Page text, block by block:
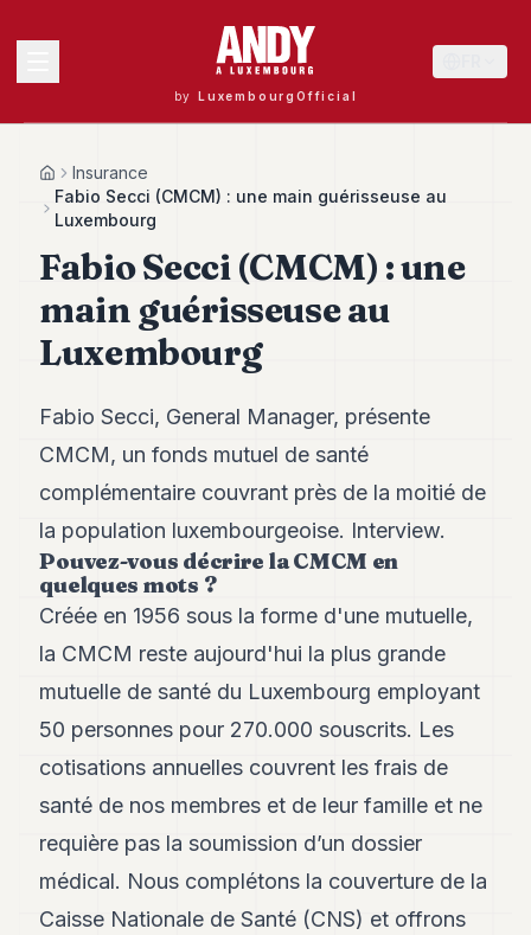
by LuxembourgOfficial
Andy
40
Andy
39
Andy
37
Andy
Andy
Andy
34
Andy
33
32
Andy
Andy
28
27
Andy
Andy
HomeInsurance
Fabio Secci (CMCM) : une main guérisseuse au
Luxembourg
Fabio Secci (CMCM) : une
main guérisseuse au
Luxembourg
Fabio Secci, General Manager, présente
CMCM, un fonds mutuel de santé
complémentaire couvrant près de la moitié de
la population luxembourgeoise. Interview.
Pouvez-vous décrire la CMCM en
quelques mots ?
Créée en 1956 sous la forme d'une mutuelle,
la CMCM reste aujourd'hui la plus grande
mutuelle de santé du Luxembourg employant
50 personnes pour 270.000 souscrits. Les
cotisations annuelles couvrent les frais de
santé de nos membres et de leur famille et ne
requière pas la soumission d’un dossier
médical. Nous complétons la couverture de la
Caisse Nationale de Santé (CNS) et offrons